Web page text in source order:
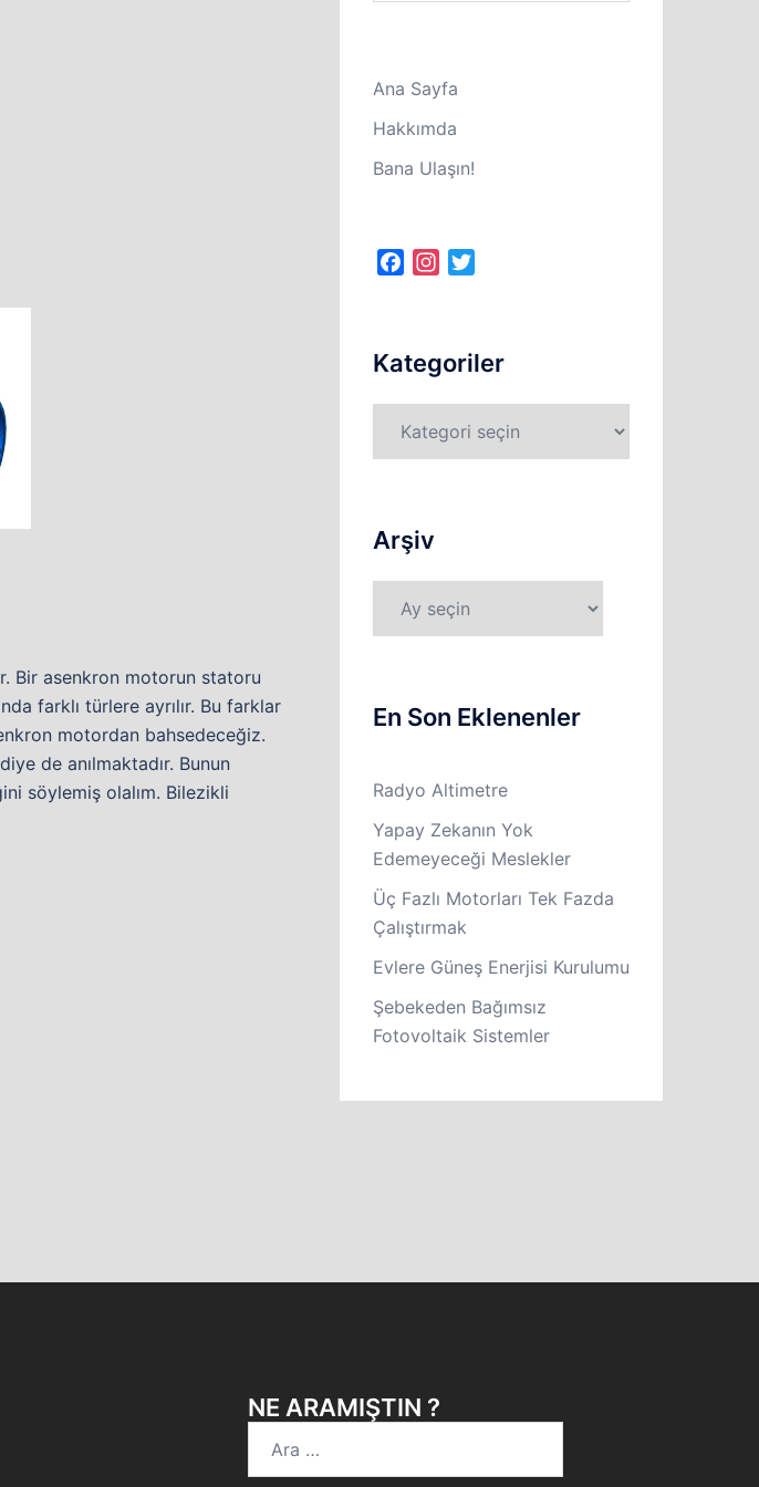
Bir asenkron motorun statoru
farklı türlere ayrılır. Bu farklar
motordan bahsedeceğiz.
de anılmaktadır. Bunun
söylemiş olalım. Bilezikli
Ana Sayfa
Hakkımda
Bana Ulaşın!
FacebookInstagram
Kategoriler
Arşiv
En Son Eklenenler
Radyo Altimetre
Yapay Zekanın Yok
Edemeyeceği Meslekler
Üç Fazlı Motorları Tek Fazda
Çalıştırmak
Evlere Güneş Enerjisi Kurulumu
Şebekeden Bağımsız
Fotovoltaik Sistemler
NE ARAMIŞTIN ?